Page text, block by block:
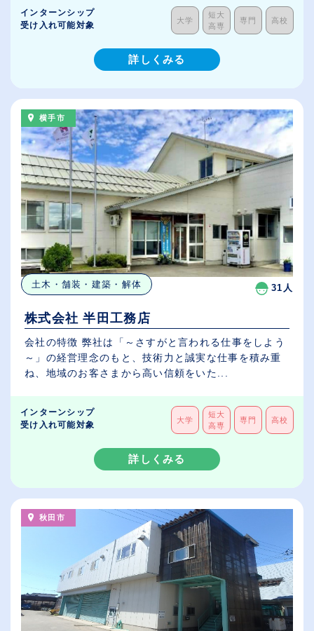
インターンシップ
受け入れ可能対象
大学
短大
高専
専門 高校
詳しくみる
横手市
土木・舗装・建築・解体 31人
株式会社 半田工務店
会社の特徴 弊社は「～さすがと言われる仕事をしよう
～」の経営理念のもと、技術力と誠実な仕事を積み重
ね、地域のお客さまから高い信頼をいた...
インターンシップ
受け入れ可能対象
大学
短大
高専
専門 高校
詳しくみる
秋田市